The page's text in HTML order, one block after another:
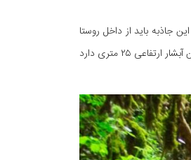
جاذبه باید از داخل روستا
عبور کنید و پس‌ازاینکه رودخانه‌ای را رد کردید، پس از حدوداً مسافتی نزدیک به یک کیلومتر به آبشار موردنظرمان می‌رسید. این آبشار ارتفاعی ۲۵ متری دارد